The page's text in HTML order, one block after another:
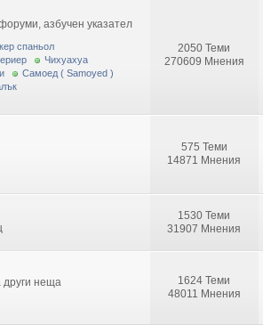
азбучен указател
спаньол
Чихуахуа
Самоед ( Samoyed )
2050 Теми
270609 Мнения
575 Теми
14871 Мнения
1530 Теми
31907 Мнения
други неща
1624 Теми
48011 Мнения